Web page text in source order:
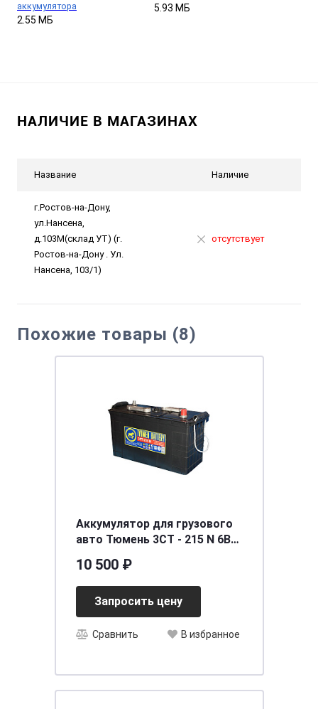
аккумулятора
2.55 МБ
5.93 МБ
НАЛИЧИЕ В МАГАЗИНАХ
Название Наличие
г.Ростов-на-Дону,
ул.Нансена,
д.103М(склад УТ) (г.
Ростов-на-Дону . Ул.
Нансена, 103/1)
отсутствует
Похожие товары (8)
Аккумулятор для грузового
авто Тюмень 3СТ - 215 N 6В
[д417ш183в243/1000]
10 500 ₽
Запросить цену
Сравнить В избранное